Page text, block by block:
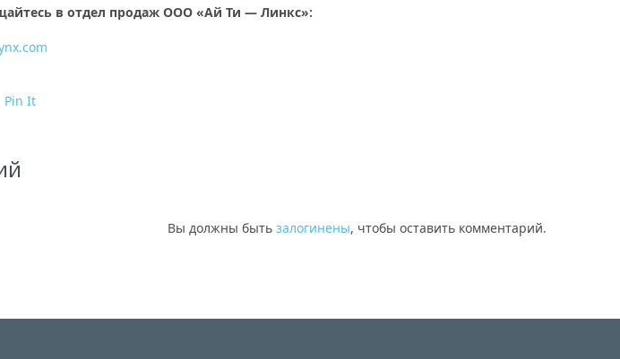
в отдел продаж ООО «Ай Ти — Линкс»:
Pin It
Вы должны быть залогинены, чтобы оставить комментарий.